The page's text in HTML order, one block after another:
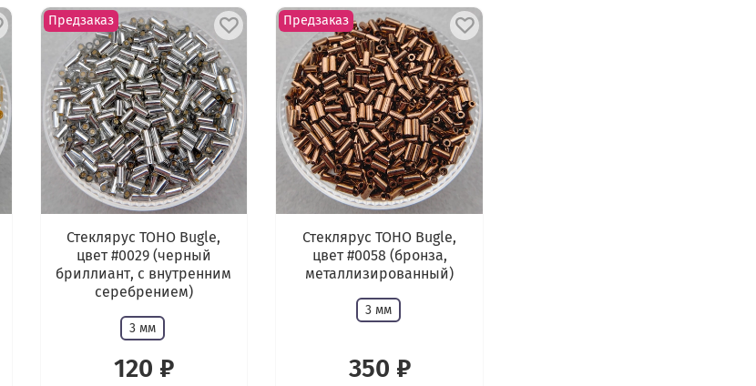
Предзаказ
Стеклярус TOHO Bugle,
цвет #0029 (черный
бриллиант, с внутренним
серебрением)
3 мм
120 ₽
Предзаказ
Стеклярус TOHO Bugle,
цвет #0058 (бронза,
металлизированный)
3 мм
350 ₽